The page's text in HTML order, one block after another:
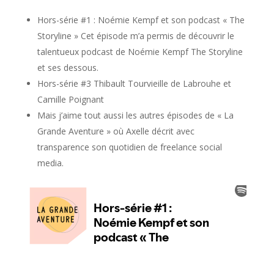
Hors-série #1 : Noémie Kempf et son podcast « The
Storyline » Cet épisode m’a permis de découvrir le
talentueux podcast de Noémie Kempf The Storyline
et ses dessous.
Hors-série #3 Thibault Tourvieille de Labrouhe et
Camille Poignant
Mais j’aime tout aussi les autres épisodes de « La
Grande Aventure » où Axelle décrit avec
transparence son quotidien de freelance social
media.